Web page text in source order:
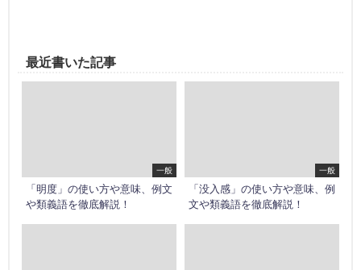
最近書いた記事
一般
「明度」の使い方や意味、例文
や類義語を徹底解説！
一般
「没入感」の使い方や意味、例
文や類義語を徹底解説！